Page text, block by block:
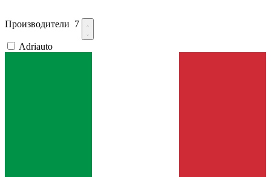
Производители 7
Adriauto